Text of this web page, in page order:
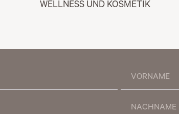
WELLNESS UND KOSMETIK